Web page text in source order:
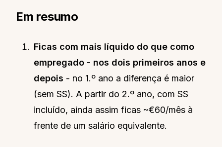
Em resumo
Ficas com mais líquido do que como
empregado - nos dois primeiros anos e
depois - no 1.º ano a diferença é maior
(sem SS). A partir do 2.º ano, com SS
incluído, ainda assim ficas ~€60/mês à
frente de um salário equivalente.